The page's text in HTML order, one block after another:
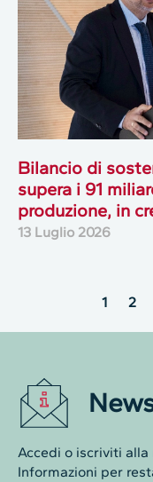
Bilancio di
supera i 91
produzione, in
13 Luglio 2026
1 2
Accedi o iscriviti
Informazioni per